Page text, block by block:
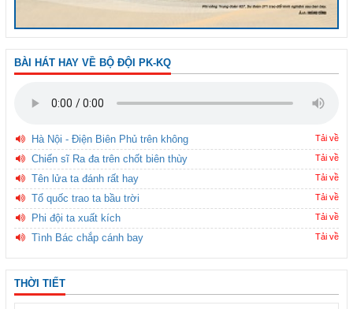
BÀI HÁT HAY VỀ BỘ ĐỘI PK-KQ
Hà Nội - Điện Biên Phủ trên không Tải về
Chiến sĩ Ra đa trên chốt biên thùy Tải về
Tên lửa ta đánh rất hay Tải về
Tổ quốc trao ta bầu trời Tải về
Phi đội ta xuất kích Tải về
Tình Bác chắp cánh bay Tải về
THỜI TIẾT